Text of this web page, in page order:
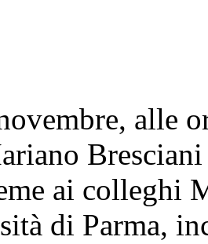
alle
ai colleghi
di Parma,